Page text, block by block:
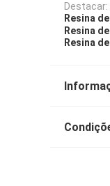
Destacar:
Resina
Resina
Resina